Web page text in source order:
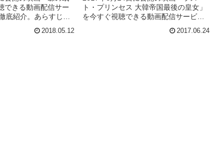
できる動画配信サー
底紹介。あらすじや
実際に見た人の感想
2018.05.12
ト・プリンセス 大韓帝国最後の皇女」
を今すぐ視聴できる動画配信サービス
スト・声優、スタッフ、主題歌の情報
2017.06.24